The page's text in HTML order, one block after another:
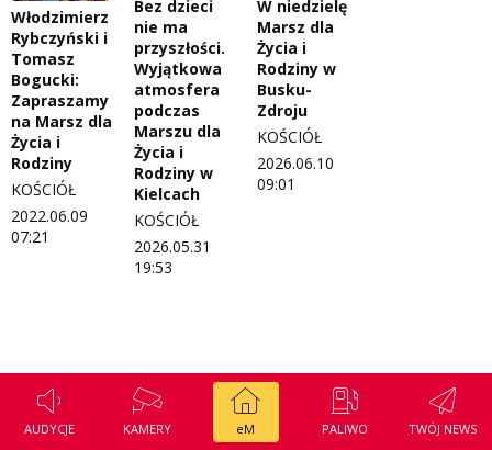
Weekend z blondynką
W starych Kielcach
Wszystko w temacie
Polityka prywatności
ZNAJDZIESZ NAS TAKŻE NA
AUDYCJE KAMERY eM PALIWO TWÓJ NEWS
Włodzimierz
Rybczyński i
Tomasz
Bogucki:
Zapraszamy
na Marsz dla
Życia i
Rodziny
KOŚCIÓŁ
2022.06.09
07:21
Bez dzieci
nie ma
przyszłości.
Wyjątkowa
atmosfera
podczas
Marszu dla
Życia i
Rodziny w
Kielcach
KOŚCIÓŁ
2026.05.31
19:53
W niedzielę
Marsz dla
Życia i
Rodziny w
Busku-
Zdroju
KOŚCIÓŁ
2026.06.10
09:01